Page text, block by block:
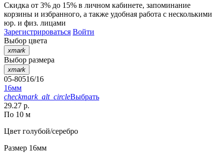
Скидка от 3% до 15% в личном кабинете, запоминание
корзины и избранного, а также удобная работа с несколькими
юр. и физ. лицами
Зарегистрироваться Войти
Выбор цвета
xmark
Выбор размера
xmark
05-80516/16
16мм
checkmark_alt_circleВыбрать
29.27 р.
По 10 м
Цвет голубой/серебро
Размер 16мм